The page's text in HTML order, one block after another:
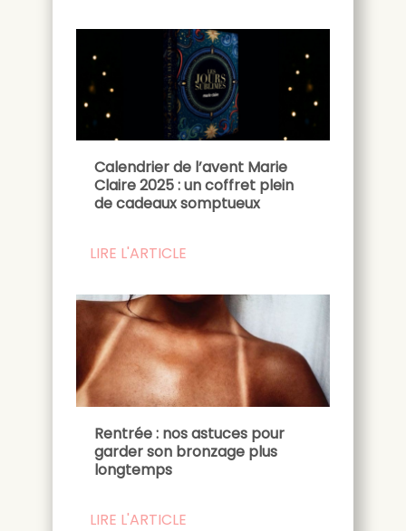
Calendrier de l’avent Marie
Claire 2025 : un coffret plein
de cadeaux somptueux
LIRE L'ARTICLE
Rentrée : nos astuces pour
garder son bronzage plus
longtemps
LIRE L'ARTICLE